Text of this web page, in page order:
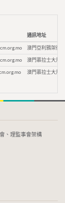
通訊地址
澳門亞利鴉架街9
澳門慕拉士大馬
澳門慕拉士大馬
、理監事會架構